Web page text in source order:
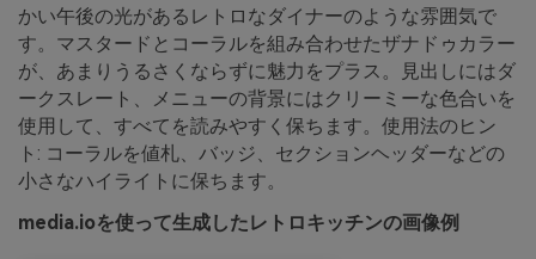
かい午後の光があるレトロなダイナーのような雰囲気で
す。マスタードとコーラルを組み合わせたザナドゥカラー
が、あまりうるさくならずに魅力をプラス。見出しにはダ
ークスレート、メニューの背景にはクリーミーな色合いを
使用して、すべてを読みやすく保ちます。使用法のヒン
ト: コーラルを値札、バッジ、セクションヘッダーなどの
小さなハイライトに保ちます。
media.ioを使って生成したレトロキッチンの画像例